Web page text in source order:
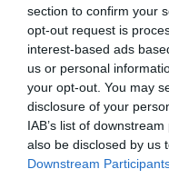
section to confirm your
opt-out request is
interest-based ads
us or personal
your opt-out. You may
disclosure of your
IAB’s list of
also be disclosed by us
Downstream